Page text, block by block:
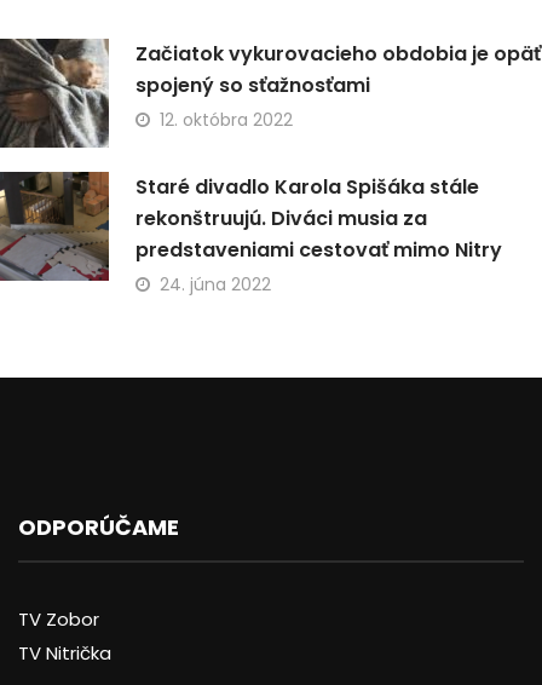
Začiatok vykurovacieho obdobia je opäť
spojený so sťažnosťami
12. októbra 2022
Staré divadlo Karola Spišáka stále
rekonštruujú. Diváci musia za
predstaveniami cestovať mimo Nitry
24. júna 2022
ODPORÚČAME
TV Zobor
TV Nitrička